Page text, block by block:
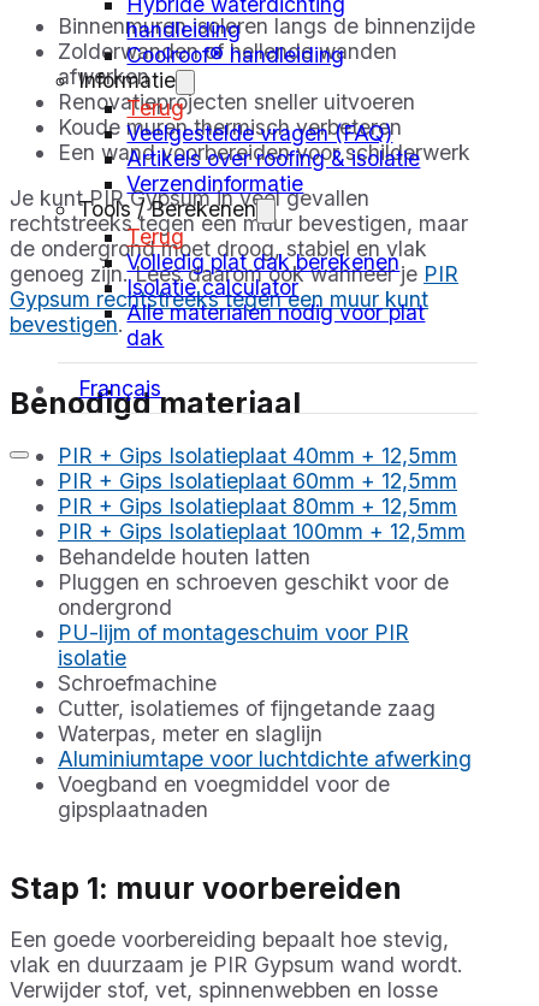
handleiding
Coolroof® handleiding
Informatie
Terug
Veelgestelde vragen (FAQ)
Artikels over roofing & isolatie
Verzendinformatie
Tools / Berekenen
Terug
Volledig plat dak berekenen
Isolatie calculator
Alle materialen nodig voor plat
dak
Français
Binnenmuren isoleren langs de binnenzijde
Zolderwanden of hellende wanden
afwerken
Renovatieprojecten sneller uitvoeren
Koude muren thermisch verbeteren
Een wand voorbereiden voor schilderwerk
Je kunt PIR Gypsum in veel gevallen
rechtstreeks tegen een muur bevestigen, maar
de ondergrond moet droog, stabiel en vlak
genoeg zijn. Lees daarom ook wanneer je PIR
Gypsum rechtstreeks tegen een muur kunt
bevestigen.
Benodigd materiaal
PIR + Gips Isolatieplaat 40mm + 12,5mm
PIR + Gips Isolatieplaat 60mm + 12,5mm
PIR + Gips Isolatieplaat 80mm + 12,5mm
PIR + Gips Isolatieplaat 100mm + 12,5mm
Behandelde houten latten
Pluggen en schroeven geschikt voor de
ondergrond
PU-lijm of montageschuim voor PIR
isolatie
Schroefmachine
Cutter, isolatiemes of fijngetande zaag
Waterpas, meter en slaglijn
Aluminiumtape voor luchtdichte afwerking
Voegband en voegmiddel voor de
gipsplaatnaden
Stap 1: muur voorbereiden
Een goede voorbereiding bepaalt hoe stevig,
vlak en duurzaam je PIR Gypsum wand wordt.
Verwijder stof, vet, spinnenwebben en losse